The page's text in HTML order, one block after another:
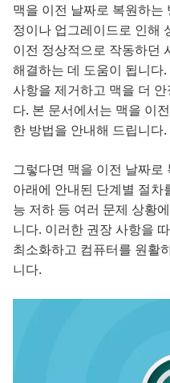
맥을 이전 날짜로 복원하는
정이나 업그레이드로 인해
이전 정상적으로 작동하던
해결하는 데 도움이 됩니다
사항을 제거하고 맥을 더
다. 본 문서에서는 맥을 이
한 방법을 안내해 드립니다.
그렇다면 맥을 이전 날짜로
아래에 안내된 단계별 절차
능 저하 등 여러 문제 상황
니다. 이러한 권장 사항을
최소화하고 컴퓨터를 원활
니다.